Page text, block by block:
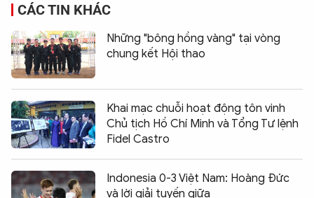
CÁC TIN KHÁC
Những "bông hồng vàng" tại vòng
chung kết Hội thao
Khai mạc chuỗi hoạt động tôn vinh
Chủ tịch Hồ Chí Minh và Tổng Tư lệnh
Fidel Castro
Indonesia 0-3 Việt Nam: Hoàng Đức
và lời giải tuyến giữa